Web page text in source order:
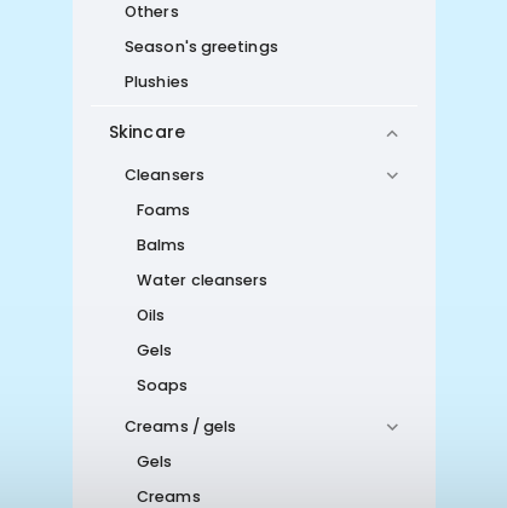
Others
Season's greetings
Plushies
Skincare
Cleansers
Foams
Balms
Water cleansers
Oils
Gels
Soaps
Creams / gels
Gels
Creams
ATEEZ - SPIN OFF : FROM THE
WITNESS (WITNESS VER. - LIMITED
EDITION)
Momentálně nedostupné